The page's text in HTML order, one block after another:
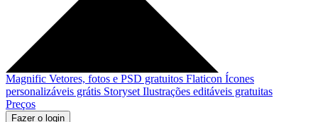
Magnific Vetores, fotos e PSD gratuitos Flaticon Ícones
personalizáveis grátis Storyset Ilustrações editáveis gratuitas
Preços
Fazer o login